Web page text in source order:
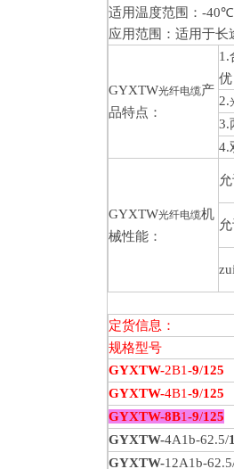
适用温度范围：-40℃
应用范围：适用于长
GYXTW光纤电缆产
品特点：
1.
2.
3.
4.
GYXTW光纤电缆机
械性能：
定货信息：
规格型号
GYXTW-2B1-9/125
GYXTW-4B1-9/125
GYXTW-8B1-9/125
GYXTW-4A1b-62.5/
GYXTW-12A1b-